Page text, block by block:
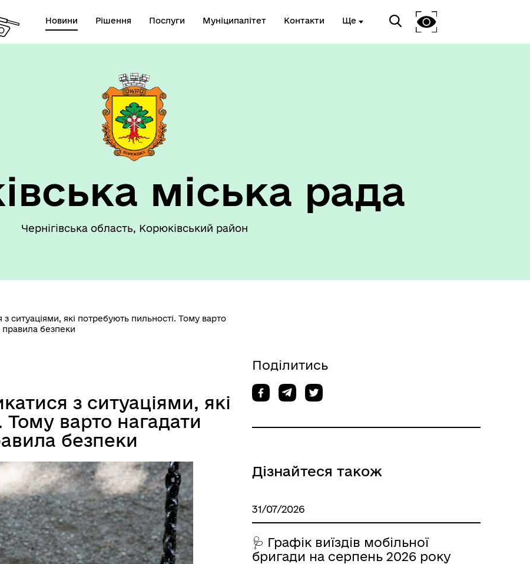
Новини Рішення Послуги Муніципалітет Контакти Ще
громадяни міста
Рішення сесії
Тендерні закупівлі
Міжнародне співробітництво
міська рада
Чернігівська область, Корюківський район
які потребують пильності. Тому варто
правила безпеки
з ситуаціями, які
варто нагадати
безпеки
Поділитись
Дізнайтеся також
31/07/2026
🩺 Графік виїздів мобільної
бригади на серпень 2026 року